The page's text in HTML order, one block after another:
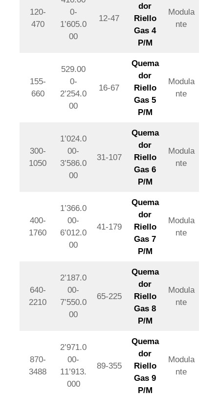
120-
470
0-
1’605.0
00
12-47
dor
Riello
Gas 4
P/M
Modula
nte
155-
660
529.00
0-
2’254.0
00
16-67
Quema
dor
Riello
Gas 5
P/M
Modula
nte
300-
1050
1’024.0
00-
3’586.0
00
31-107
Quema
dor
Riello
Gas 6
P/M
Modula
nte
400-
1760
1’366.0
00-
6’012.0
00
41-179
Quema
dor
Riello
Gas 7
P/M
Modula
nte
640-
2210
2’187.0
00-
7’550.0
00
65-225
Quema
dor
Riello
Gas 8
P/M
Modula
nte
870-
3488
2’971.0
00-
11’913.
000
89-355
Quema
dor
Riello
Gas 9
P/M
Modula
nte